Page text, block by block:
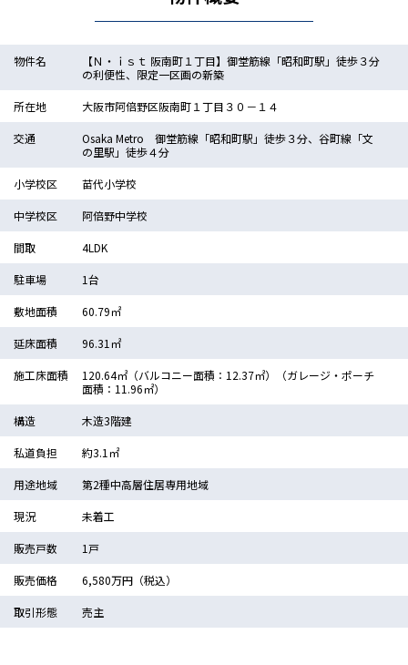
物件名
【Ｎ・ｉｓｔ 阪南町１丁目】御堂筋線「昭和町駅」徒歩３分
の利便性、限定一区画の新築
所在地 大阪市阿倍野区阪南町１丁目３０－１４
交通
Osaka Metro 御堂筋線「昭和町駅」徒歩３分、谷町線「文
の里駅」徒歩４分
小学校区 苗代小学校
中学校区 阿倍野中学校
間取 4LDK
駐車場 1台
敷地面積 60.79㎡
延床面積 96.31㎡
施工床面積
120.64㎡（バルコニー面積：12.37㎡）（ガレージ・ポーチ
面積：11.96㎡）
構造 木造3階建
私道負担 約3.1㎡
用途地域 第2種中高層住居専用地域
現況 未着工
販売戸数 1戸
販売価格 6,580万円（税込）
取引形態 売主